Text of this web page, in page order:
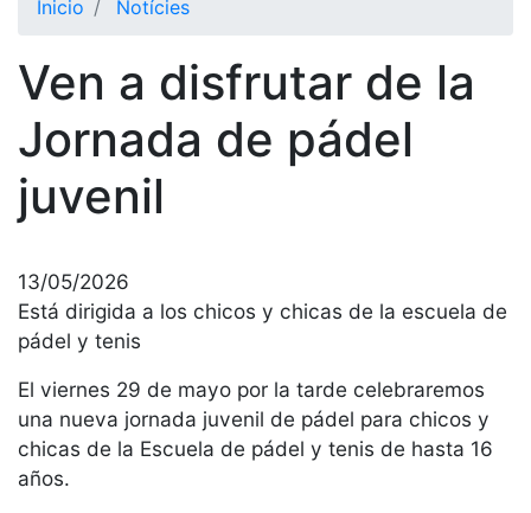
Historia
historia
Cronología
Presidentes
Junta
directiva
y comités
Estructura
ejecutiva
Inicio Notícies
Ven a disfrutar de la
Jornada de pádel
juvenil
13/05/2026
Está dirigida a los chicos y chicas de la escuela de
pádel y tenis
El viernes 29 de mayo por la tarde celebraremos
una nueva jornada juvenil de pádel para chicos y
chicas de la Escuela de pádel y tenis de hasta 16
años.